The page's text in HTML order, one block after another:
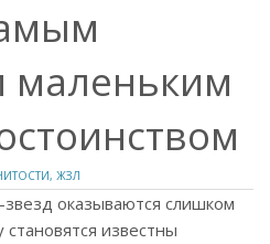
ЖЗЛ
оказываются слишком
известны